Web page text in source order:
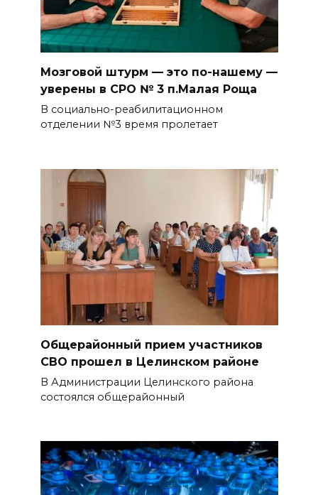
Мозговой штурм — это по-нашему —
уверены в СРО № 3 п.Малая Роща
В социально-реабилитационном
отделении №3 время пролетает
Общерайонный прием участников
СВО прошел в Целинском районе
В Администрации Целинского района
состоялся общерайонный